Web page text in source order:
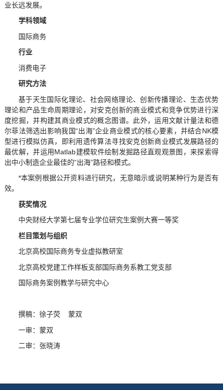
业长远发展。
学科领域
国际商务
行业
消费电子
研究方法
基于天生国际化理论、社会网络理论、创新传播理论、生态优势
理论和产品生命周期理论，对安克创新的商业模式和竞争优势进行深
度挖掘，并构建其商业模式的概念图谱。此外，运用文献计量法和德
尔菲法筛选出影响我国“出海”企业商业模式的核心要素，并结合NK模
型进行模拟仿真，即利用遗传算法寻找安克创新商业模式发展路径的
最优解，并运用Matlab建模软件绘制发掘路径直观观景图，来探索得
出中小制造企业最佳的“出海”路径和模式。
*本案例根据公开资料进行研究，无意暗示或说明某种行为是否有
效。
获奖情况
中央财经大学第七届专业学位研究生案例大赛一等奖
栏目策划与组织
北京高校国际商务专业虚拟教研室
北京高校党建工作样板支部国际商务系教工党支部
国际商务案例教学与研究中心
撰稿：徐子荧 蒙双
一审：蒙双
二审：张晓涛